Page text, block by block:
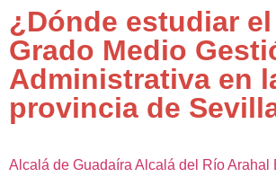
¿Dónde estudiar
Grado Medio
Administrativa en
provincia de
Alcalá de GuadaíraAlcalá del RíoArahal